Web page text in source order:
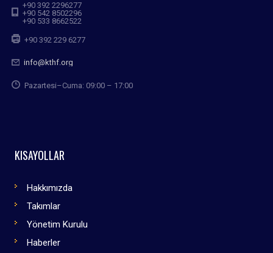
+90 392 2296277
+90 542 8502296
+90 533 8662522
+90 392 229 6277
info@kthf.org
Pazartesi–Cuma: 09:00 – 17:00
KISAYOLLAR
Hakkımızda
Takımlar
Yönetim Kurulu
Haberler